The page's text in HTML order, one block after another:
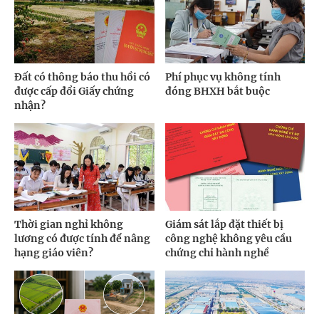
Đất có thông báo thu hồi có
được cấp đổi Giấy chứng
nhận?
Phí phục vụ không tính
đóng BHXH bắt buộc
Thời gian nghỉ không
lương có được tính để nâng
hạng giáo viên?
Giám sát lắp đặt thiết bị
công nghệ không yêu cầu
chứng chỉ hành nghề